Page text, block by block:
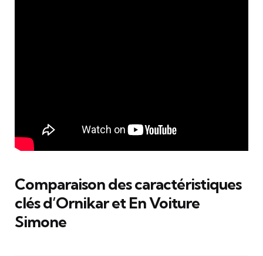
Comparaison des caractéristiques
clés d’Ornikar et En Voiture
Simone